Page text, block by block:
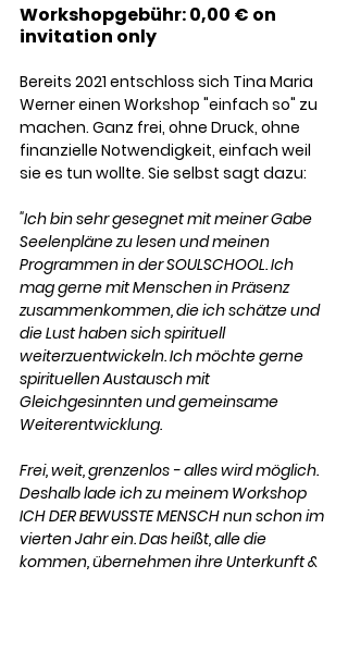
Workshopgebühr: 0,00 € on
invitation only
Bereits 2021 entschloss sich Tina Maria
Werner einen Workshop "einfach so" zu
machen. Ganz frei, ohne Druck, ohne
finanzielle Notwendigkeit, einfach weil
sie es tun wollte. Sie selbst sagt dazu:
"Ich bin sehr gesegnet mit meiner Gabe
Seelenpläne zu lesen und meinen
Programmen in der SOULSCHOOL. Ich
mag gerne mit Menschen in Präsenz
zusammenkommen, die ich schätze und
die Lust haben sich spirituell
weiterzuentwickeln. Ich möchte gerne
spirituellen Austausch mit
Gleichgesinnten und gemeinsame
Weiterentwicklung.
Frei, weit, grenzenlos - alles wird möglich.
Deshalb lade ich zu meinem Workshop
ICH DER BEWUSSTE MENSCH nun schon im
vierten Jahr ein. Das heißt, alle die
kommen, übernehmen ihre Unterkunft &